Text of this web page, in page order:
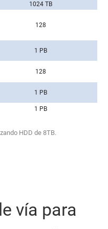
1024 TB
128
1 PB
128
1 PB
1 PB
HDD de 8TB.
vía para